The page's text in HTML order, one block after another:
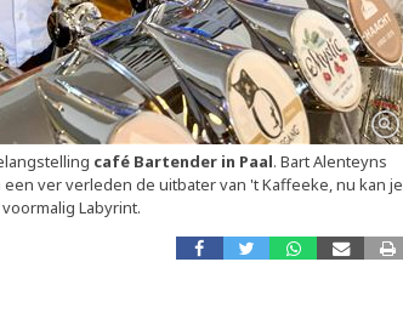
café Bartender in Paal. Bart Alenteyns
ver verleden de uitbater van 't Kaffeeke, nu kan je
Labyrint.